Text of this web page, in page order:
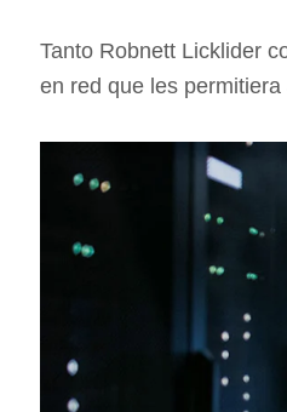
Tanto Robnett Licklider
en red que les